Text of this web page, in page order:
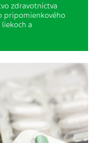
zdravotníctva
pripomienkového
a